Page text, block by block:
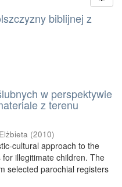
biblijnej z
w perspektywie
z terenu
(2010)
cultural approach to the
illegitimate children. The
selected parochial registers